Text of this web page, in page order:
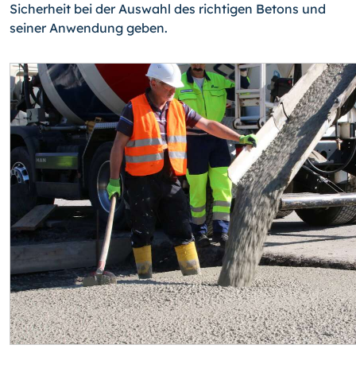
Sicherheit bei der Auswahl des richtigen Betons und
seiner An­wendung geben.